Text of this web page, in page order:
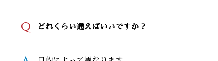
Q どれくらい通えばいいですか？